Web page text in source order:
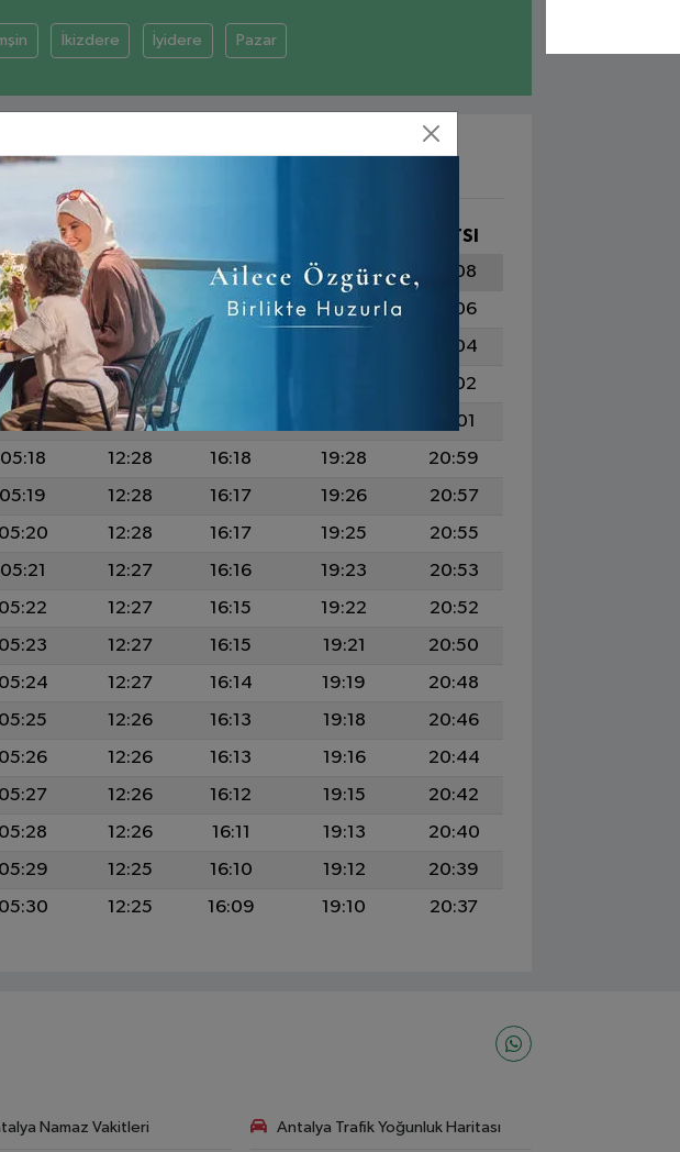
İkizdere İyidere Pazar
GÜNEŞ ÖĞLE
YATSI
05:13 12:29 16:21 19:34
21:08
05:14 12:29 16:20 19:33
21:06
05:15 12:28
21:04
05:16 12:28
21:02
05:17 12:28
21:01
05:18 12:28 16:18 19:28
20:59
05:19 12:28 16:17 19:26
20:57
05:20 12:28 16:17 19:25
20:55
05:21 12:27 16:16 19:23
20:53
05:22 12:27 16:15 19:22
20:52
05:23 12:27 16:15 19:21
20:50
05:24 12:27 16:14 19:19
20:48
05:25 12:26 16:13 19:18
20:46
05:26 12:26 16:13 19:16
20:44
05:27 12:26 16:12 19:15
20:42
05:28 12:26 16:11 19:13
20:40
05:29 12:25 16:10 19:12
20:39
05:30 12:25 16:09 19:10 20:37
Namaz Vakitleri Antalya Trafik Yoğunluk Haritası